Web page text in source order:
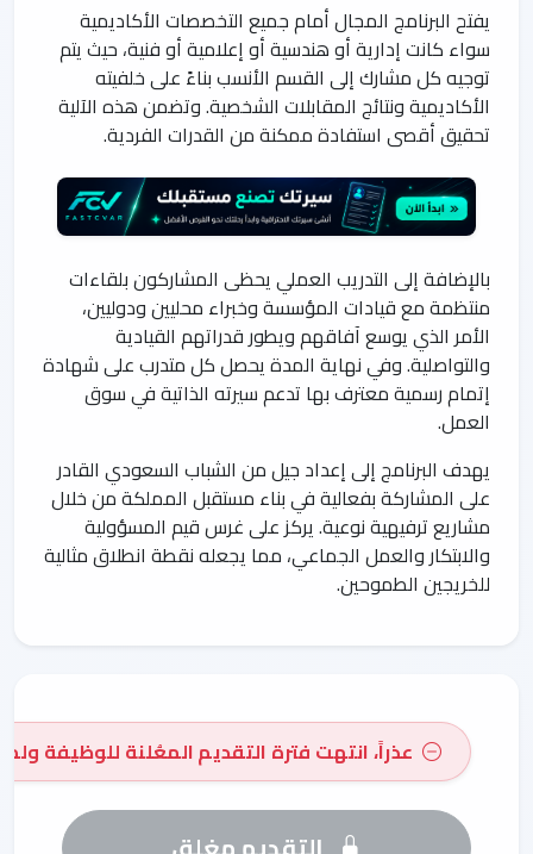
يفتح البرنامج المجال أمام جميع التخصصات الأكاديمية
سواء كانت إدارية أو هندسية أو إعلامية أو فنية، حيث يتم
توجيه كل مشارك إلى القسم الأنسب بناءً على خلفيته
الأكاديمية ونتائج المقابلات الشخصية. وتضمن هذه الآلية
تحقيق أقصى استفادة ممكنة من القدرات الفردية.
بالإضافة إلى التدريب العملي يحظى المشاركون بلقاءات
منتظمة مع قيادات المؤسسة وخبراء محليين ودوليين،
الأمر الذي يوسع آفاقهم ويطور قدراتهم القيادية
والتواصلية. وفي نهاية المدة يحصل كل متدرب على شهادة
إتمام رسمية معترف بها تدعم سيرته الذاتية في سوق
العمل.
يهدف البرنامج إلى إعداد جيل من الشباب السعودي القادر
على المشاركة بفعالية في بناء مستقبل المملكة من خلال
مشاريع ترفيهية نوعية. يركز على غرس قيم المسؤولية
والابتكار والعمل الجماعي، مما يجعله نقطة انطلاق مثالية
للخريجين الطموحين.
عذراً، انتهت فترة التقديم المعُلنة للوظيفة